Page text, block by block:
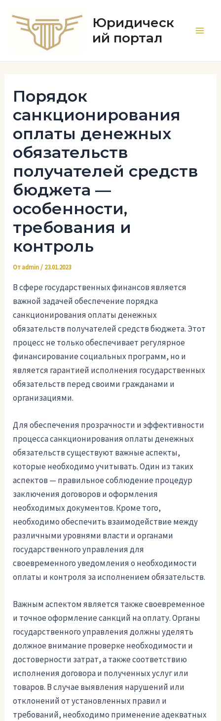
содержимому
Юридическ
ий портал
Порядок
санкционирования
оплаты денежных
обязательств
получателей средств
бюджета —
особенности,
требования и
контроль
Отadmin/ 23.01.2023
В сфере государственных финансов является
важной задачей обеспечение порядка
санкционирования оплаты денежных
обязательств получателей средств бюджета. Этот
процесс не только обеспечивает регулярное
финансирование социальных программ, но и
является гарантией исполнения государственных
обязательств перед своими гражданами и
организациями.
Для обеспечения прозрачности и эффективности
процесса санкционирования оплаты денежных
обязательств существуют важные аспекты,
которые необходимо учитывать. Один из таких
аспектов — правильное соблюдение процедур
заключения договоров и оформления
необходимых документов. Кроме того,
необходимо обеспечить взаимодействие между
различными уровнями власти и органами
государственного управления для
своевременного уведомления о необходимости
оплаты и контроля за исполнением обязательств.
Важным аспектом является также своевременное
и точное оформление санкций на оплату. Органы
государственного управления должны уделять
должное внимание проверке необходимости и
достоверности затрат, а также соответствию
исполнения договора и полученных услуг или
товаров. В случае выявления нарушений или
отклонений от установленных правил и
требований, необходимо применение адекватных